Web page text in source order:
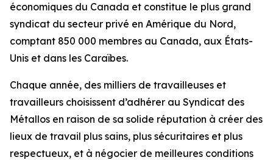
économiques du Canada et constitue le plus grand
syndicat du secteur privé en Amérique du Nord,
comptant 850 000 membres au Canada, aux États-
Unis et dans les Caraïbes.
Chaque année, des milliers de travailleuses et
travailleurs choisissent d’adhérer au Syndicat des
Métallos en raison de sa solide réputation à créer des
lieux de travail plus sains, plus sécuritaires et plus
respectueux, et à négocier de meilleures conditions